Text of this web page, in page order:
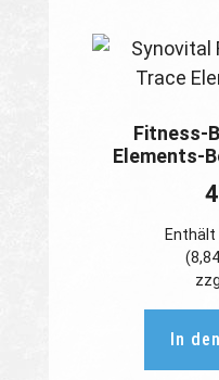
Fitness-
Elements-
Enthält
(8,84
In